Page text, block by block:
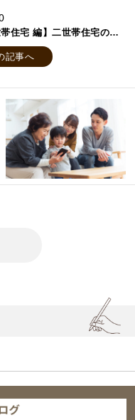
【分離二世帯住宅 編】二世帯住宅の種類で見るメリット・デメリット
記事へ